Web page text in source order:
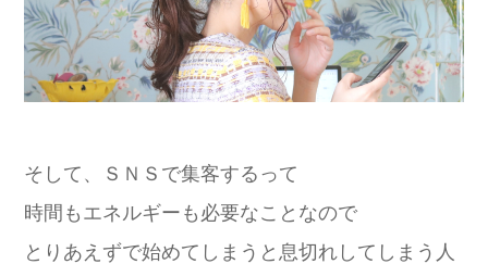
そして、ＳＮＳで集客するって
時間もエネルギーも必要なことなので
とりあえずで始めてしまうと息切れしてしまう人